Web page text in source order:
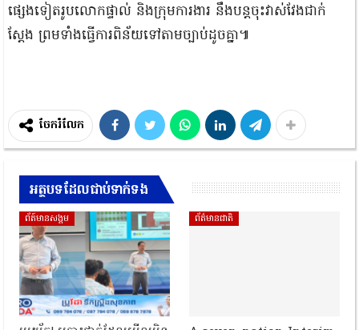
ផ្សេងទៀតរូបលោកផ្ទាល់ និងក្រុមការងារ នឹងបន្តចុះវាស់វែងជាក់
ស្តែង ព្រមទាំងធ្វើការពិន័យទៅតាមច្បាប់ដូចគ្នា៕
ចែករំលែក
អត្ថបទដែលជាប់ទាក់ទង
ព័ត៍មានសង្គម ព័ត៌មានជាតិ